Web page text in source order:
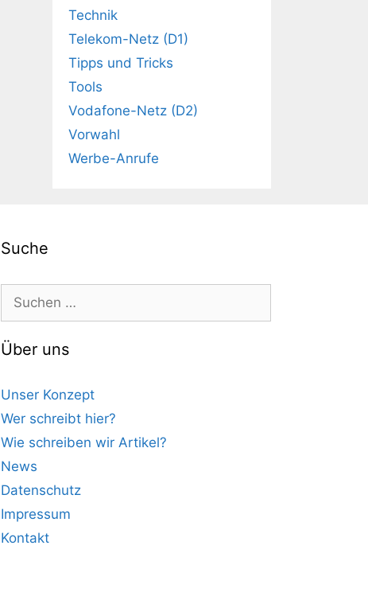
Technik
Telekom-Netz (D1)
Tipps und Tricks
Tools
Vodafone-Netz (D2)
Vorwahl
Werbe-Anrufe
Suche
nach:
Über uns
Unser Konzept
Wer schreibt hier?
Wie schreiben wir Artikel?
News
Datenschutz
Impressum
Kontakt